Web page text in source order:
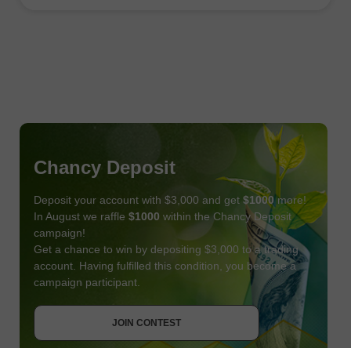
Chancy Deposit
Deposit your account with $3,000 and get $1000 more!
In August we raffle $1000 within the Chancy Deposit
campaign!
Get a chance to win by depositing $3,000 to a trading
account. Having fulfilled this condition, you become a
campaign participant.
JOIN CONTEST
JOIN CONTEST
GET BONUS